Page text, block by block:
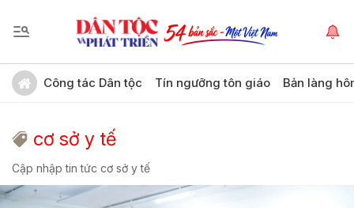
Công tác Dân tộc Tín ngưỡng tôn giáo Bản làng
cơ sở y tế
Cập nhập tin tức cơ sở y tế